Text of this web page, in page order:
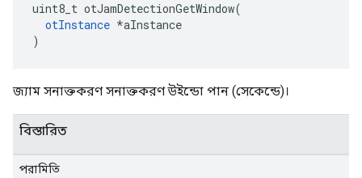
uint8_t otJamDetectionGetWindow(
otInstance *aInstance
)
জ্যাম সনাক্তকরণ সনাক্তকরণ উইন্ডো পান (সেকেন্ডে)।
বিস্তারিত
পরামিতি